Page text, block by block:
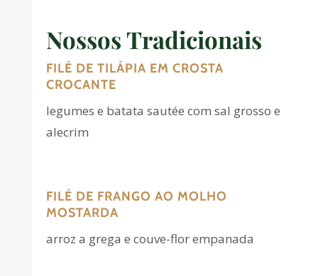
Nossos Tradicionais
FILÉ DE TILÁPIA EM CROSTA
CROCANTE
legumes e batata sautée com sal grosso e
alecrim
FILÉ DE FRANGO AO MOLHO
MOSTARDA
arroz a grega e couve-flor empanada